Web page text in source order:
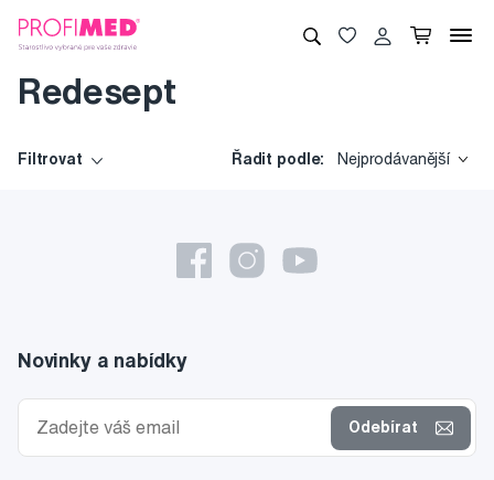
Redesept
Filtrovat Řadit podle: Nejprodávanější
Novinky a nabídky
Odebírat